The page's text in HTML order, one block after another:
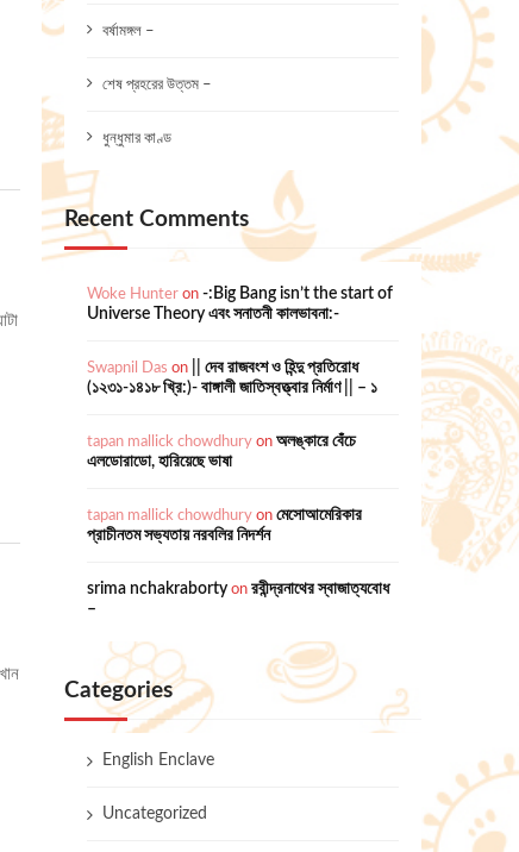
বর্ষামঙ্গল –
শেষ প্রহরের উত্তম –
ধুন্ধুমার কাণ্ড
Recent Comments
Woke Hunteron -:Big Bang isn’t the start of
Universe Theory এবং সনাতনী কালভাবনা:-
Swapnil Das on
|| দেব রাজবংশ ও হিন্দু প্রতিরোধ
(১২৩১-১৪১৮ খ্রি:)- বাঙ্গালী জাতিস্বত্ত্বার নির্মাণ || – ১
tapan mallick chowdhuryon অলঙ্কারে বেঁচে
এলডোরাডো, হারিয়েছে ভাষা
tapan mallick chowdhuryon মেসোআমেরিকার
প্রাচীনতম সভ্যতায় নরবলির নিদর্শন
srima nchakrabortyon রবীন্দ্রনাথের স্বাজাত্যবোধ
–
Categories
English Enclave
Uncategorized